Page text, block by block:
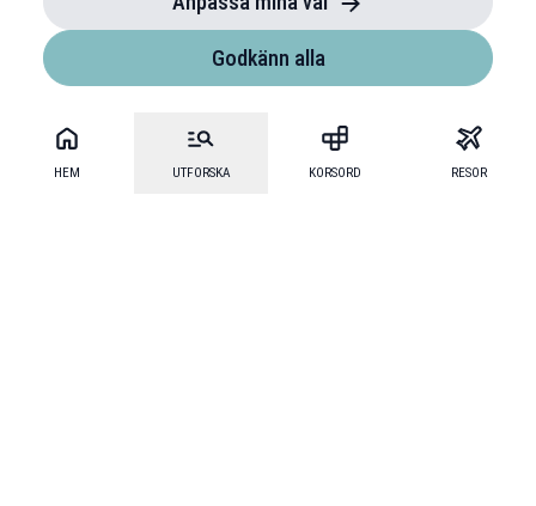
HEM UTFORSKA KORSORD RESOR
Godkänn alla